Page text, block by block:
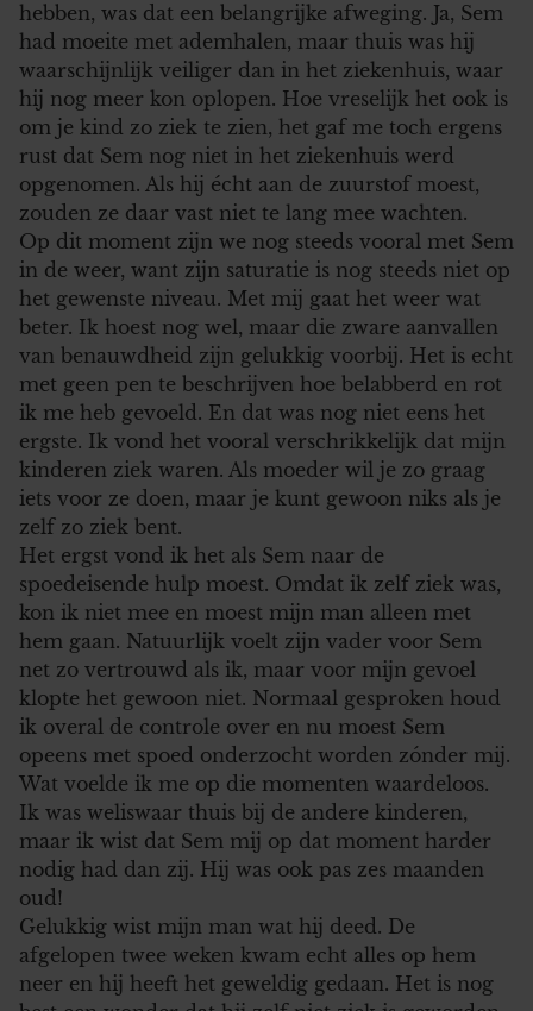
hebben, was dat een belangrijke afweging. Ja, Sem
had moeite met ademhalen, maar thuis was hij
waarschijnlijk veiliger dan in het ziekenhuis, waar
hij nog meer kon oplopen. Hoe vreselijk het ook is
om je kind zo ziek te zien, het gaf me toch ergens
rust dat Sem nog niet in het ziekenhuis werd
opgenomen. Als hij écht aan de zuurstof moest,
zouden ze daar vast niet te lang mee wachten.
Op dit moment zijn we nog steeds vooral met Sem
in de weer, want zijn saturatie is nog steeds niet op
het gewenste niveau. Met mij gaat het weer wat
beter. Ik hoest nog wel, maar die zware aanvallen
van benauwdheid zijn gelukkig voorbij. Het is echt
met geen pen te beschrijven hoe belabberd en rot
ik me heb gevoeld. En dat was nog niet eens het
ergste. Ik vond het vooral verschrikkelijk dat mijn
kinderen ziek waren. Als moeder wil je zo graag
iets voor ze doen, maar je kunt gewoon niks als je
zelf zo ziek bent.
Het ergst vond ik het als Sem naar de
spoedeisende hulp moest. Omdat ik zelf ziek was,
kon ik niet mee en moest mijn man alleen met
hem gaan. Natuurlijk voelt zijn vader voor Sem
net zo vertrouwd als ik, maar voor mijn gevoel
klopte het gewoon niet. Normaal gesproken houd
ik overal de controle over en nu moest Sem
opeens met spoed onderzocht worden zónder mij.
Wat voelde ik me op die momenten waardeloos.
Ik was weliswaar thuis bij de andere kinderen,
maar ik wist dat Sem mij op dat moment harder
nodig had dan zij. Hij was ook pas zes maanden
oud!
Gelukkig wist mijn man wat hij deed. De
afgelopen twee weken kwam echt alles op hem
neer en hij heeft het geweldig gedaan. Het is nog